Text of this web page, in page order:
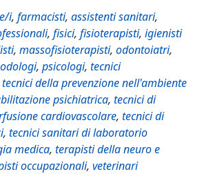
i, farmacisti, assistenti sanitari,
, fisici, fisioterapisti, igienisti
, massofisioterapisti, odontoiatri,
, psicologi, tecnici
tecnici della prevenzione nell'ambiente
psichiatrica, tecnici di
cardiovascolare, tecnici di
, tecnici sanitari di laboratorio
medica, terapisti della neuro e
occupazionali, veterinari